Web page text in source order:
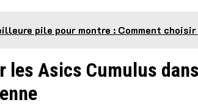
pile pour montre : Comment
les Asics Cumulus